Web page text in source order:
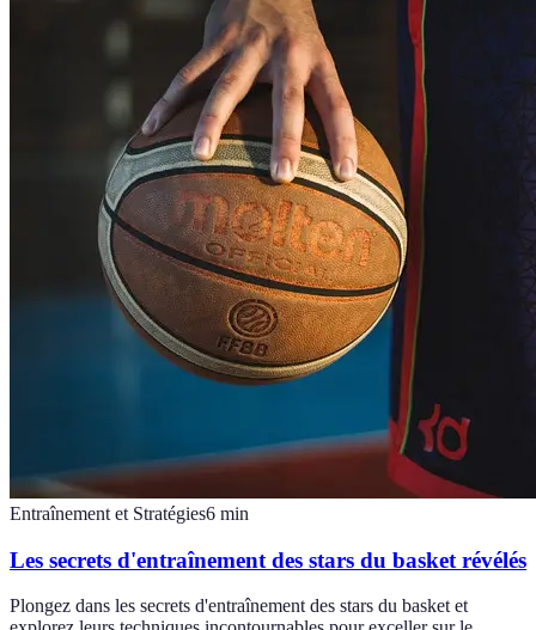
Entraînement et Stratégies6 min
Les secrets d'entraînement des stars du basket révélés
Plongez dans les secrets d'entraînement des stars du basket et